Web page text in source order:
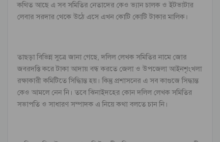
কথিত আছে এ সব সমিতির নেতাদের কেও ভ্যান চালক ও ইটভাটার
লেবার সরদার থেকে উঠে এসে এখন কোটি কোটি টাকার মালিক।
তাছড়া বিভিন্ন সুত্রে জানা গেছে, দলিল লেখক সমিতির নামে জোর
জবরদস্তি করে টাকা আদায় বন্ধ করতে জেলা ও উপজেলা আইনশৃংখলা
রক্ষাকারী কমিটিতে সিদ্ধিান্ত হয়। কিন্তু প্রশাসনের এ সব কাগুজে সিদ্ধান্ত
কেও আমলে নেন নি। তবে ঝিনাইদহের কোন দলিল লেখক সমিতির
সভাপতি ও সাধারণ সম্পাদক এ নিয়ে কথা বলতে চান নি।